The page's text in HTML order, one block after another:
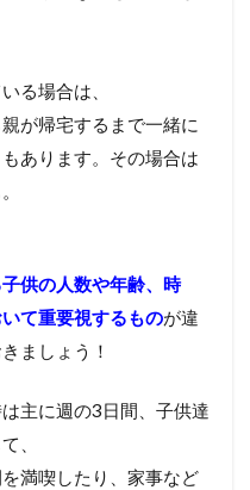
る場合は、
が帰宅するまで一緒に
あります。 その場合は
供の人数や年齢、時
て重要視するものが違
ましょう！
主に週の3日間、子供達
、
満喫したり、家事など